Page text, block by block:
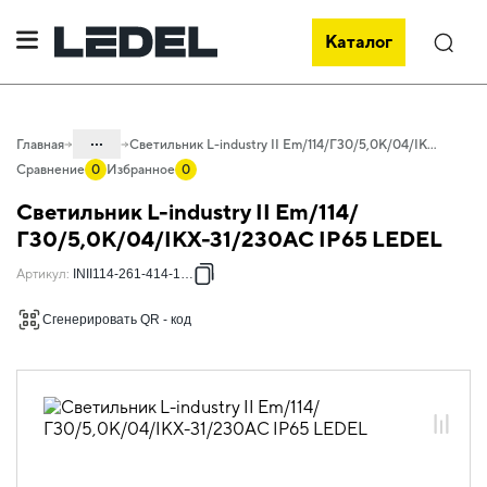
Каталог Поиск
Главная ...
Проектное освещение LEDEL
Светильники для промышленного
Общепромышленное освещение
Светильник L-industry II Em/114/Г30/5,0К/04/IKX-31/230АС IP65 LEDEL
Сравнение 0 Избранное 0
Светильник L-industry II Em/114/
Г30/5,0К/04/IKX-31/230АС IP65 LEDEL
Артикул: INII114-261-414-1271
Сгенерировать QR - код